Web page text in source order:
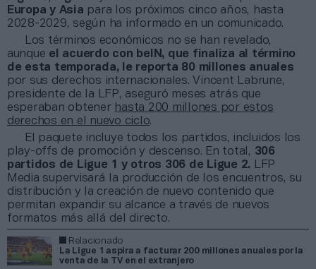
Europa y Asia para los próximos cinco años, hasta
2028-2029, según ha informado en un comunicado.
Los términos económicos no se han revelado,
aunque el acuerdo con beIN, que finaliza al término
de esta temporada, le reporta 80 millones anuales
por sus derechos internacionales. Vincent Labrune,
presidente de la LFP, aseguró meses atrás que
esperaban obtener hasta 200 millones por estos
derechos en el nuevo ciclo.
El paquete incluye todos los partidos, incluidos los
play-offs de promoción y descenso. En total, 306
partidos de Ligue 1 y otros 306 de Ligue 2. LFP
Media supervisará la producción de los encuentros, su
distribución y la creación de nuevo contenido que
permitan expandir su alcance a través de nuevos
formatos más allá del directo.
Relacionado
La Ligue 1 aspira a facturar 200 millones anuales por la
venta de la TV en el extranjero